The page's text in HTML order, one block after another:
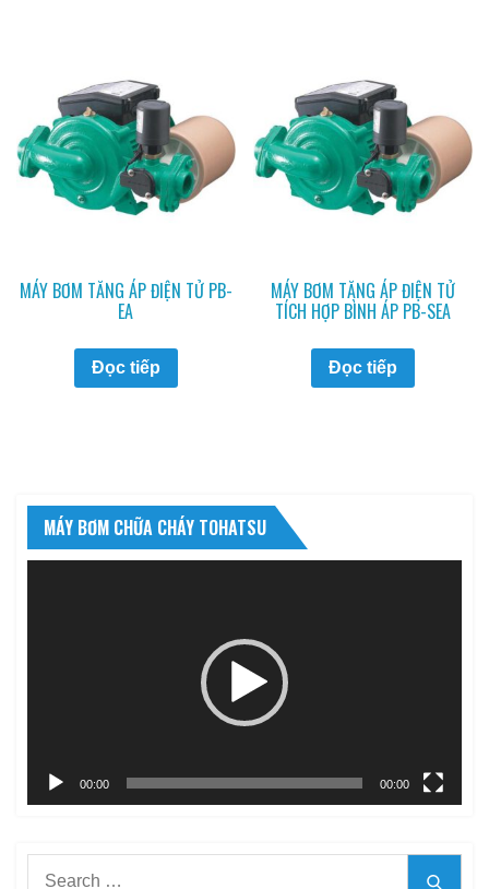
MÁY BƠM TĂNG ÁP ĐIỆN TỬ PB-
EA
Đọc tiếp
MÁY BƠM TĂNG ÁP ĐIỆN TỬ
TÍCH HỢP BÌNH ÁP PB-SEA
Đọc tiếp
MÁY BƠM CHỮA CHÁY TOHATSU
00:00 00:10